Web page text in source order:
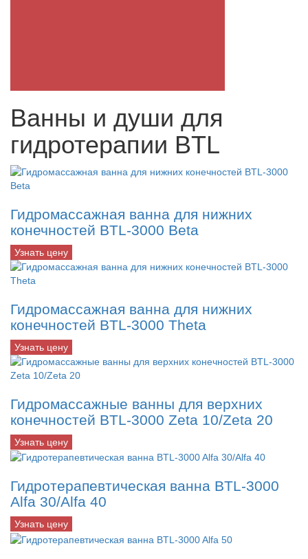
Ванны и души для
гидротерапии BTL
Гидромассажная ванна для нижних
конечностей BTL-3000 Beta
Узнать цену
Гидромассажная ванна для нижних
конечностей BTL-3000 Theta
Узнать цену
Гидромассажные ванны для верхних
конечностей BTL-3000 Zeta 10/Zeta 20
Узнать цену
Гидротерапевтическая ванна BTL-3000
Alfa 30/Alfa 40
Узнать цену